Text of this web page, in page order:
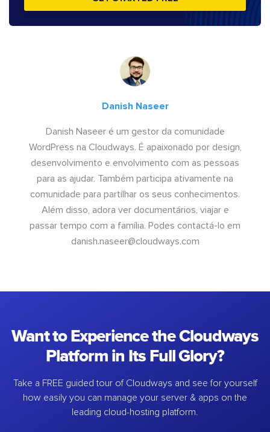
Danish Naseer
Danish Naseer é um gestor da comunidade
WordPress na Cloudways. É apaixonado por design,
desenvolvimento e envolvimento com as pessoas
para as ajudar. Também participa ativamente na
comunidade para partilhar os seus conhecimentos.
Além disso, adora ver documentários, viajar e
passar tempo com a família. Podes contactá-lo em
danish.naseer@cloudways.com
Want to Experience the Cloudways
Platform in Its Full Glory?
Take a FREE guided tour of Cloudways and see for yourself
how easily you can manage your server & apps on the
leading cloud-hosting platform.